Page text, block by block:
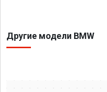
Другие модели BMW